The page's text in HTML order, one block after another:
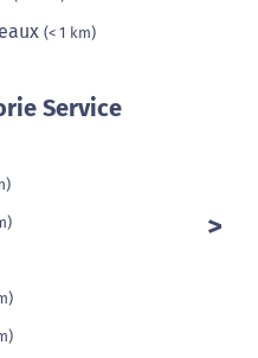
(< 1 km)
Service